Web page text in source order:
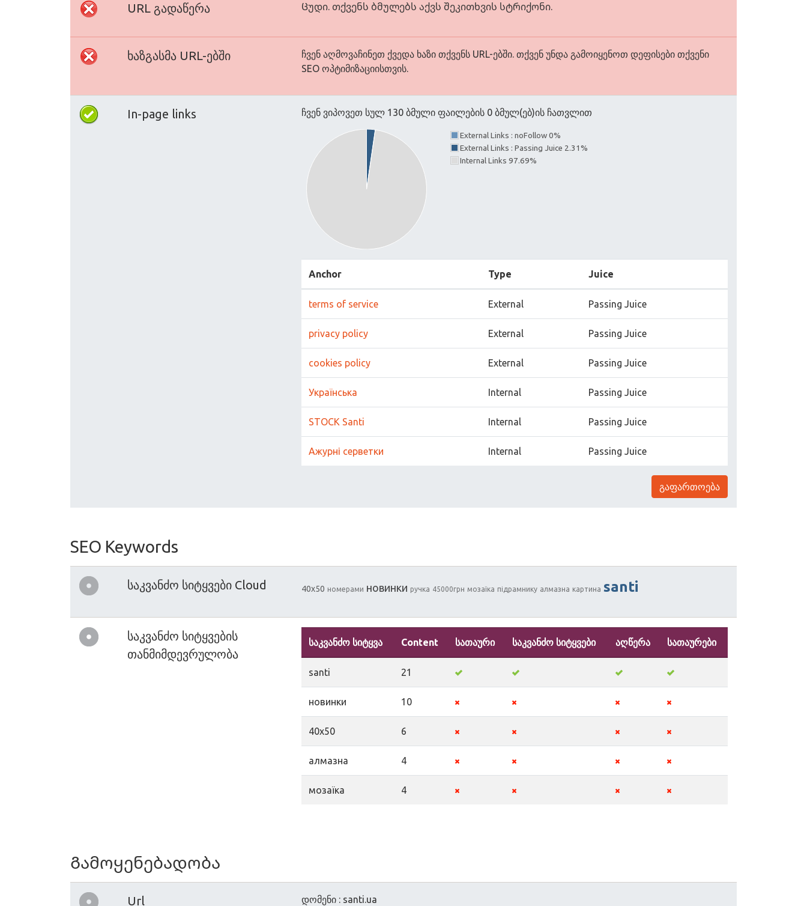
URL გადაწერა Ცუდი. თქვენს ბმულებს აქვს შეკითხვის სტრიქონი.
ხაზგასმა URL-ებში
ჩვენ აღმოვაჩინეთ ქვედა ხაზი თქვენს URL-ებში. თქვენ უნდა გამოიყენოთ დეფისები თქვენი
SEO ოპტიმიზაციისთვის.
In-page links ჩვენ ვიპოვეთ სულ 130 ბმული ფაილების 0 ბმულ(ებ)ის ჩათვლით
External Links : noFollow 0%
External Links : Passing Juice 2.31%
Internal Links 97.69%
Anchor Type Juice
terms of service External Passing Juice
privacy policy External Passing Juice
cookies policy External Passing Juice
Українська Internal Passing Juice
STOCK Santi Internal Passing Juice
Ажурні серветки Internal Passing Juice
გაფართოება
SEO Keywords
საკვანძო სიტყვები Cloud 40х50 номерами новинки ручка 45000грн мозаїка підрамнику алмазна картина santi
საკვანძო სიტყვების
თანმიმდევრულობა
საკვანძო სიტყვა Content სათაური საკვანძო სიტყვები აღწერა სათაურები
santi 21
новинки 10
40х50 6
алмазна 4
мозаїка 4
Გამოყენებადობა
Url დომენი : santi.ua